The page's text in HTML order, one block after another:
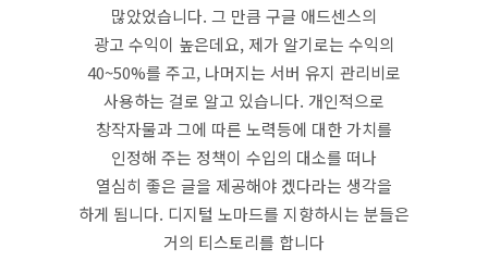
많았었습니다. 그 만큼 구글 애드센스의
광고 수익이 높은데요, 제가 알기로는 수익의
40~50%를 주고, 나머지는 서버 유지 관리비로
사용하는 걸로 알고 있습니다. 개인적으로
창작자물과 그에 따른 노력등에 대한 가치를
인정해 주는 정책이 수입의 대소를 떠나
열심히 좋은 글을 제공해야 겠다라는 생각을
하게 됨니다. 디지털 노마드를 지향하시는 분들은
거의 티스토리를 합니다